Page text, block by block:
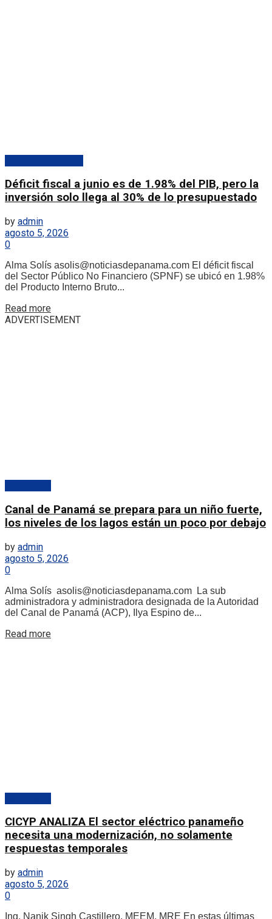
Déficit fiscal a junio es de 1.98% del PIB, pero la
inversión solo llega al 30% de lo presupuestado
by admin
agosto 5, 2026
0
Alma Solís asolis@noticiasdepanama.com El déficit fiscal
del Sector Público No Financiero (SPNF) se ubicó en 1.98%
del Producto Interno Bruto...
Read more
ADVERTISEMENT
Canal de Panamá se prepara para un niño fuerte,
los niveles de los lagos están un poco por debajo
by admin
agosto 5, 2026
0
Alma Solís asolis@noticiasdepanama.com La sub
administradora y administradora designada de la Autoridad
del Canal de Panamá (ACP), Ilya Espino de...
Read more
CICYP ANALIZA El sector eléctrico panameño
necesita una modernización, no solamente
respuestas temporales
by admin
agosto 5, 2026
0
Ing. Nanik Singh Castillero, MEEM, MRE En estas últimas